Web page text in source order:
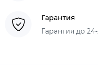
Гарантия
Гарантия до